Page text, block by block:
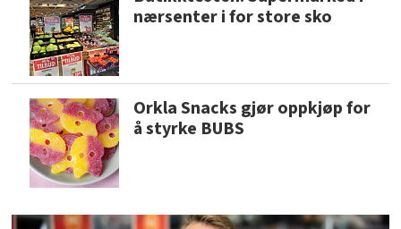
nærsenter i for store sko
Orkla Snacks gjør oppkjøp for
å styrke BUBS